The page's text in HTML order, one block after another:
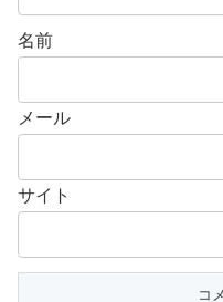
名前
メール
サイト